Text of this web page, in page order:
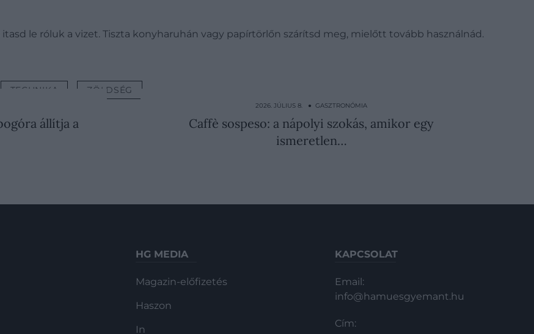
le róluk a vizet. Tiszta konyharuhán vagy papírtörlőn szárítsd meg, mielőtt tovább használnád.
TECHNIKA ZÖLDSÉG
állítja a
2026. JÚLIUS 8. ● GASZTRONÓMIA
Caffè sospeso: a nápolyi szokás, amikor egy
ismeretlen…
HG MEDIA
Magazin-előfizetés
Haszon
In
KAPCSOLAT
Email:
info@hamuesgyemant.hu
Cím: